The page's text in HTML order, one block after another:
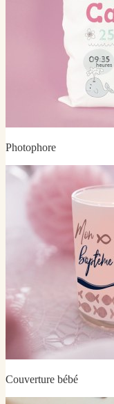
Photophore
Couverture bébé